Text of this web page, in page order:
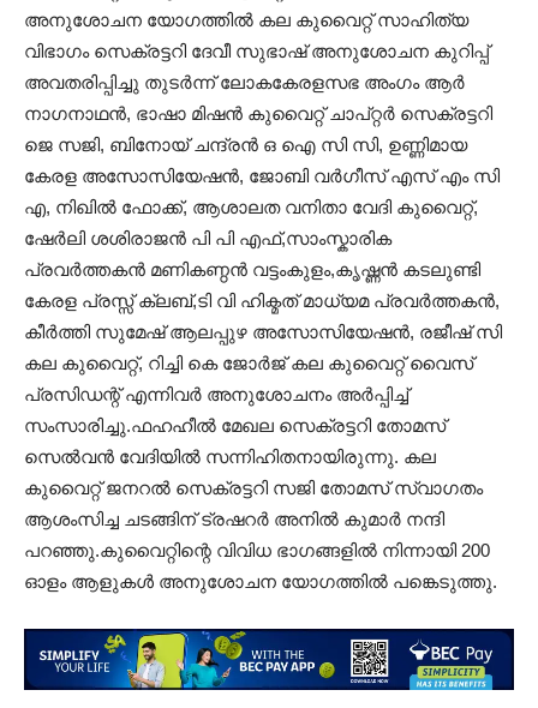
അനുശോചന യോഗത്തിൽ കല കുവൈറ്റ്‌ സാഹിത്യ
വിഭാഗം സെക്രട്ടറി ദേവീ സുഭാഷ് അനുശോചന കുറിപ്പ്
അവതരിപ്പിച്ചു തുടർന്ന് ലോകകേരളസഭ അംഗം ആർ
നാഗനാഥൻ, ഭാഷാ മിഷൻ കുവൈറ്റ്‌ ചാപ്റ്റർ സെക്രട്ടറി
ജെ സജി, ബിനോയ്‌ ചന്ദ്രൻ ഒ ഐ സി സി, ഉണ്ണിമായ
കേരള അസോസിയേഷൻ, ജോബി വർഗീസ് എസ് എം സി
എ, നിഖിൽ ഫോക്ക്, ആശാലത വനിതാ വേദി കുവൈറ്റ്‌,
ഷേർലി ശശിരാജൻ പി പി എഫ്,സാംസ്കാരിക
പ്രവർത്തകൻ മണികണ്ഠൻ വട്ടംകുളം,കൃഷ്ണൻ കടലുണ്ടി
കേരള പ്രസ്സ് ക്ലബ്,ടി വി ഹിക്മത് മാധ്യമ പ്രവർത്തകൻ,
കീർത്തി സുമേഷ് ആലപ്പുഴ അസോസിയേഷൻ, രജീഷ് സി
കല കുവൈറ്റ്‌, റിച്ചി കെ ജോർജ് കല കുവൈറ്റ്‌ വൈസ്
പ്രസിഡന്റ് എന്നിവർ അനുശോചനം അർപ്പിച്ച്
സംസാരിച്ചു.ഫഹഹീൽ മേഖല സെക്രട്ടറി തോമസ്
സെൽവൻ വേദിയിൽ സന്നിഹിതനായിരുന്നു. കല
കുവൈറ്റ്‌ ജനറൽ സെക്രട്ടറി സജി തോമസ് സ്വാഗതം
ആശംസിച്ച ചടങ്ങിന് ട്രഷറർ അനിൽ കുമാർ നന്ദി
പറഞ്ഞു.കുവൈറ്റിന്റെ വിവിധ ഭാഗങ്ങളിൽ നിന്നായി 200
ഓളം ആളുകൾ അനുശോചന യോഗത്തിൽ പങ്കെടുത്തു.